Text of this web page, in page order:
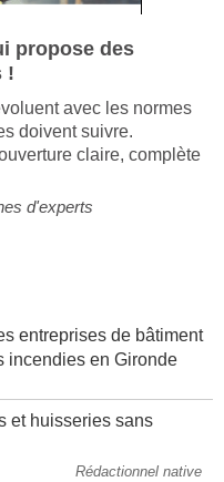
propose des
!
avec les normes
doivent suivre.
claire, complète
d'experts
entreprises de bâtiment
incendies en Gironde
et huisseries sans
Rédactionnel native